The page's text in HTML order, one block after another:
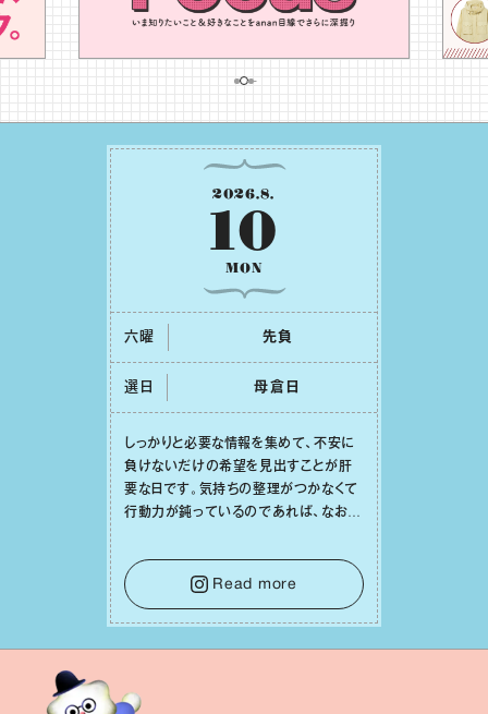
2026.8.
10
MON
六曜 先負
選日 ⺟倉⽇
しっかりと必要な情報を集めて、不安に
負けないだけの希望を⾒出すことが肝
要な⽇です。気持ちの整理がつかなくて
⾏動⼒が鈍っているのであれば、なおさ
を踏み出すのに役⽴つはず。また、広い
意味での「癒し」や「治療」が必要な⽇で
もあり、特に⼈間関係の改善は課題の⼀
つです。
Read more